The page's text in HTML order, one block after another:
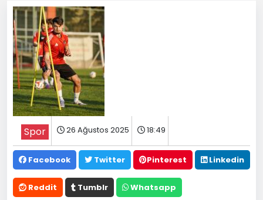
Spor 26 Ağustos 2025 18:49
Facebook Twitter Pinterest Linkedin
Reddit Tumblr Whatsapp